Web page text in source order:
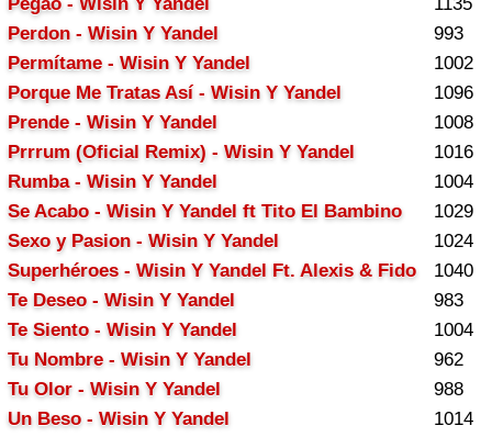
Perdon - Wisin Y Yandel
993
Permítame - Wisin Y Yandel
1002
Porque Me Tratas Así - Wisin Y Yandel
1096
Prende - Wisin Y Yandel
1008
Prrrum (Oficial Remix) - Wisin Y Yandel
1016
Rumba - Wisin Y Yandel
1004
Se Acabo - Wisin Y Yandel ft Tito El Bambino
1029
Sexo y Pasion - Wisin Y Yandel
1024
Superhéroes - Wisin Y Yandel Ft. Alexis & Fido
1040
Te Deseo - Wisin Y Yandel
983
Te Siento - Wisin Y Yandel
1004
Tu Nombre - Wisin Y Yandel
962
Tu Olor - Wisin Y Yandel
988
Un Beso - Wisin Y Yandel
1014